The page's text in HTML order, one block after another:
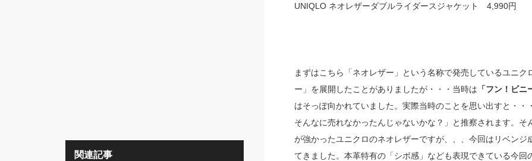
UNIQLO ネオレザーダブルライダースジャケット 4,990円
まずはこちら「ネオレザー」という名称で発売しているユニ
ー」を展開したことがありましたが・・・当時は 「フン！ビニ
はそっぽ向かれていました。実際当時のことを思い出すと・
そんなに売れなかったんじゃないかな？」と推察されます。
が強かったユニクロのネオレザーですが、、、今回はリベンジ
てきました。本革特有の「シボ感」なども表現できている今回
関連記事